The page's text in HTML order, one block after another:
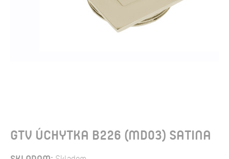
GTV ÚCHYTKA B226 (MD03) SATINA